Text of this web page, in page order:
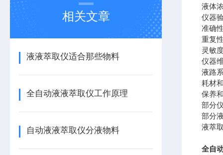
相关文章
液液萃取仪适合那些物料
全自动液液萃取仪工作原理
自动液液萃取仪分液物料
液体
仪器
准确
重复
灵敏
仪器
液路
耗材
保养
部分
部分
液萃
全自